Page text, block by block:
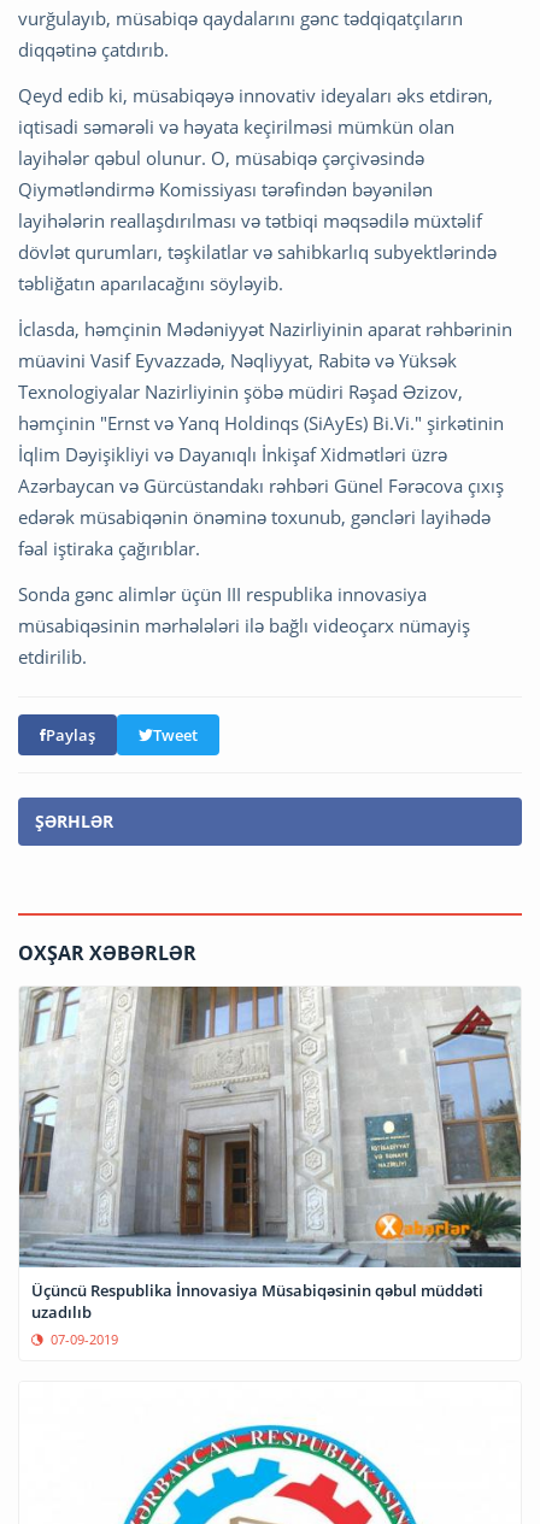
vurğulayıb, müsabiqə qaydalarını gənc tədqiqatçıların
diqqətinə çatdırıb.
Qeyd edib ki, müsabiqəyə innovativ ideyaları əks etdirən,
iqtisadi səmərəli və həyata keçirilməsi mümkün olan
layihələr qəbul olunur. O, müsabiqə çərçivəsində
Qiymətləndirmə Komissiyası tərəfindən bəyənilən
layihələrin reallaşdırılması və tətbiqi məqsədilə müxtəlif
dövlət qurumları, təşkilatlar və sahibkarlıq subyektlərində
təbliğatın aparılacağını söyləyib.
İclasda, həmçinin Mədəniyyət Nazirliyinin aparat rəhbərinin
müavini Vasif Eyvazzadə, Nəqliyyat, Rabitə və Yüksək
Texnologiyalar Nazirliyinin şöbə müdiri Rəşad Əzizov,
həmçinin "Ernst və Yanq Holdinqs (SiAyEs) Bi.Vi." şirkətinin
İqlim Dəyişikliyi və Dayanıqlı İnkişaf Xidmətləri üzrə
Azərbaycan və Gürcüstandakı rəhbəri Günel Fərəcova çıxış
edərək müsabiqənin önəminə toxunub, gəncləri layihədə
fəal iştiraka çağırıblar.
Sonda gənc alimlər üçün III respublika innovasiya
müsabiqəsinin mərhələləri ilə bağlı videoçarx nümayiş
etdirilib.
Paylaş Tweet
ŞƏRHLƏR
OXŞAR XƏBƏRLƏR
Üçüncü Respublika İnnovasiya Müsabiqəsinin qəbul müddəti
uzadılıb
07-09-2019